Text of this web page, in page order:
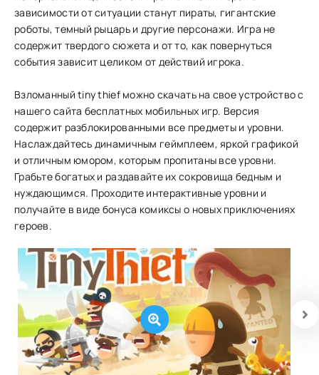
зависимости от ситуации станут пираты, гигантские
роботы, темный рыцарь и другие персонажи. Игра не
содержит твердого сюжета и от то, как повернуться
события зависит целиком от действий игрока.
Взломанный tiny thief можно скачать на свое устройство с
нашего сайта бесплатных мобильных игр. Версия
содержит разблокированными все предметы и уровни.
Наслаждайтесь динамичным геймплеем, яркой графикой
и отличным юмором, которым пропитаны все уровни.
Грабьте богатых и раздавайте их сокровища бедным и
нуждающимся. Проходите интерактивные уровни и
получайте в виде бонуса комиксы о новых приключениях
героев.